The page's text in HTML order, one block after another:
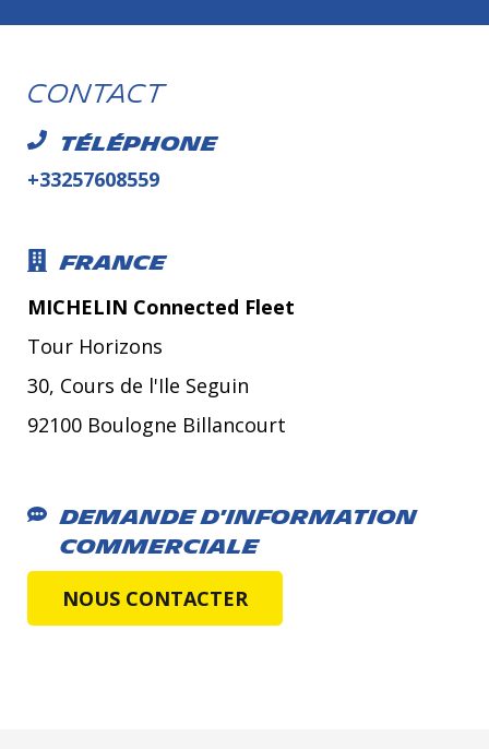
Contact
Téléphone
+33257608559
France
MICHELIN Connected Fleet
Tour Horizons
30, Cours de l'Ile Seguin
92100 Boulogne Billancourt
Demande d'information
commerciale
NOUS CONTACTER